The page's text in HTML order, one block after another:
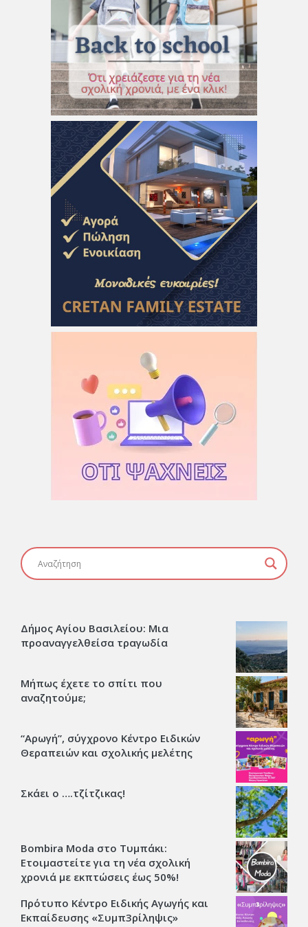
Δήμος Αγίου Βασιλείου: Μια
προαναγγελθείσα τραγωδία
Μήπως έχετε το σπίτι που
αναζητούμε;
“Αρωγή”, σύγχρονο Κέντρο Ειδικών
Θεραπειών και σχολικής μελέτης
Σκάει ο ….τζίτζικας!
Bombira Moda στο Τυμπάκι:
Ετοιμαστείτε για τη νέα σχολική
χρονιά με εκπτώσεις έως 50%!
Πρότυπο Κέντρο Ειδικής Αγωγής και
Εκπαίδευσης «Συμπ3ρίληψις»